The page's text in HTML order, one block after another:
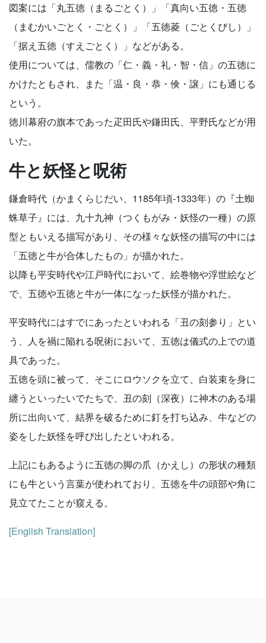
図案には「丸五徳（まるごとく）」「真向い五徳・五徳
（まむかいごとく・ごとく）」「五徳菱（ごとくびし）」
「据え五徳（すえごとく）」などがある。
使用については、儒教の「仁・義・礼・智・信」の五徳に
かけたともされ、また「温・良・恭・倹・譲」にも通じる
という。
徳川幕府の旗本であった疋田氏や鎌田氏、平野氏などが用
いた。
牛と妖怪と呪術
鎌倉時代（かまくらじだい、1185年頃-1333年）の『土蜘
蛛草子』には、九十九神（つくもがみ・妖怪の一種）の原
型ともいえる描写があり、その様々な妖怪の描写の中には
「五徳と牛が合体したもの」が描かれた。
以降も平安時代や江戸時代において、絵巻物や浮世絵など
で、五徳や五徳と牛が一体になった妖怪が描かれた。
平安時代にはすでにあったといわれる「丑の刻参り」とい
う、人を禍に陥れる呪術において、五徳は儀式の上での道
具であった。
五徳を頭に被って、そこにロウソクを立て、白装束を身に
纏うといったいでたちで、丑の刻（深夜）に神木のある場
所に出向いて、結界を破るために釘を打ち込み、牛などの
姿をした妖怪を呼び出したといわれる。
上記にもあるように五徳の脚の爪（かえし）の形状の種類
にも牛という言葉が使われており、五徳を牛の頭部や角に
見立てたことが窺える。
[English Translation]